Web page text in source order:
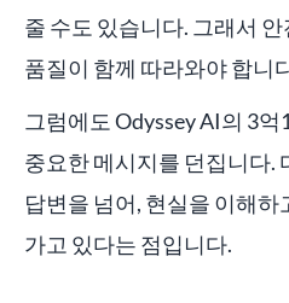
줄 수도 있습니다. 그래서
품질이 함께 따라와야 합니
그럼에도 Odyssey AI의 3
중요한 메시지를 던집니다.
답변을 넘어, 현실을 이해하
가고 있다는 점입니다.